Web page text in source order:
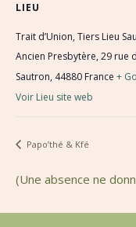
LIEU
Trait d’Union, Tiers Lieu
Ancien Presbytère, 29 rue
Sautron, 44880 France +
Voir Lieu site web
Papo’thé & Kfé
(Une absence ne